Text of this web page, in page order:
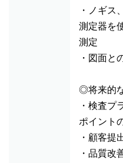
・ノギス
測定器を
測定
・図面と
◎将来的
・検査プ
ポイント
・顧客提
・品質改